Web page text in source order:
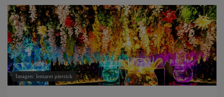
Imagen: lemaret pierrick